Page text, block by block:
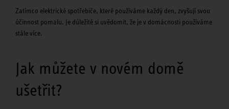
Zatímco elektrické spotřebiče, které používáme každý den, zvyšují svou
účinnost pomalu. Je důležité si uvědomit, že je v domácnosti používáme
stále více.
Jak můžete v novém domě
ušetřit?